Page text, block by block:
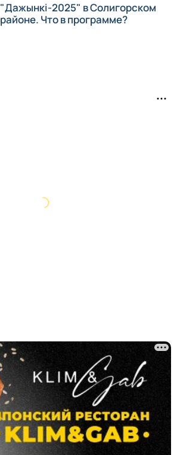
"Дажынкi-2025" в Солигорском
районе. Что в программе?